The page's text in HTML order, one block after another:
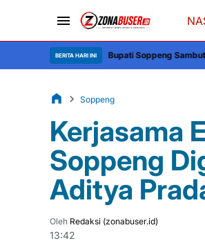
BERITA HARI INI
Bupati Soppeng Sambut Kapolres: Sinergi
Soppeng
Kerjasama
Soppeng
Aditya
Oleh Redaksi (zonabuser.id)
13:42